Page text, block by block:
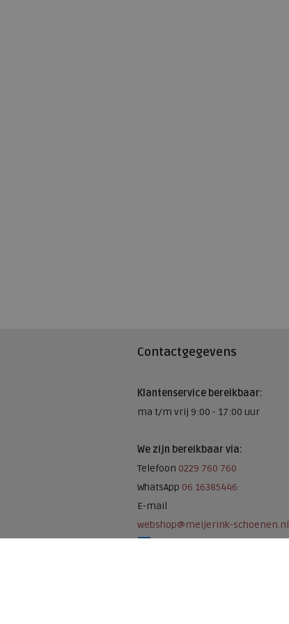
Contactgegevens
Klantenservice bereikbaar:
ma t/m vrij 9:00 - 17:00 uur
We zijn bereikbaar via:
Telefoon 0229 760 760
WhatsApp 06 16385446
E-mail
webshop@meijerink-schoenen.nl